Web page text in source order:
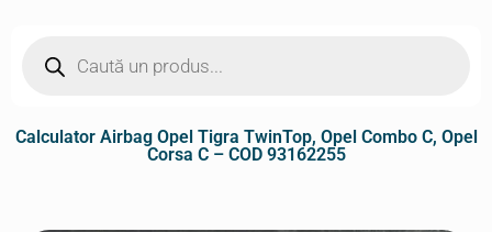
Calculator Airbag Opel Tigra TwinTop, Opel Combo C, Opel
Corsa C – COD 93162255